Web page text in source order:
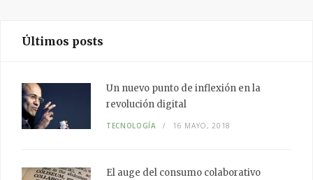
Últimos posts
Un nuevo punto de inflexión en la
revolución digital
TECNOLOGÍA 16 MAYO, 2018
El auge del consumo colaborativo